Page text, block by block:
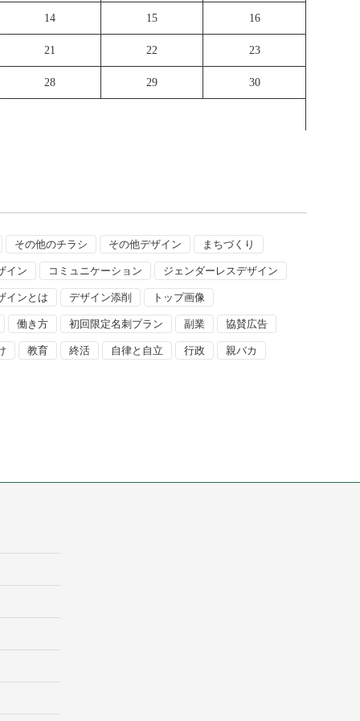
14 15 16
21 22 23
28 29 30
その他のチラシ その他デザイン まちづくり
イン コミュニケーション ジェンダーレスデザイン
インとは デザイン添削 トップ画像
働き方 初回限定名刺プラン 副業 協賛広告
教育 終活 自律と自立 行政 親バカ